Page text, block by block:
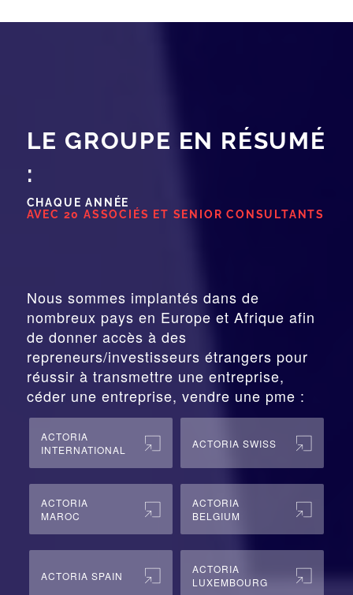
LE GROUPE EN RÉSUMÉ
:
CHAQUE ANNÉE
AVEC 20 ASSOCIÉS ET SENIOR CONSULTANTS
Nous sommes implantés dans de
nombreux pays en Europe et Afrique afin
de donner accès à des
repreneurs/investisseurs étrangers pour
réussir à transmettre une entreprise,
céder une entreprise, vendre une pme :
ACTORIA
INTERNATIONAL
ACTORIA SWISS
ACTORIA
MAROC
ACTORIA
BELGIUM
ACTORIA SPAIN
ACTORIA
LUXEMBOURG